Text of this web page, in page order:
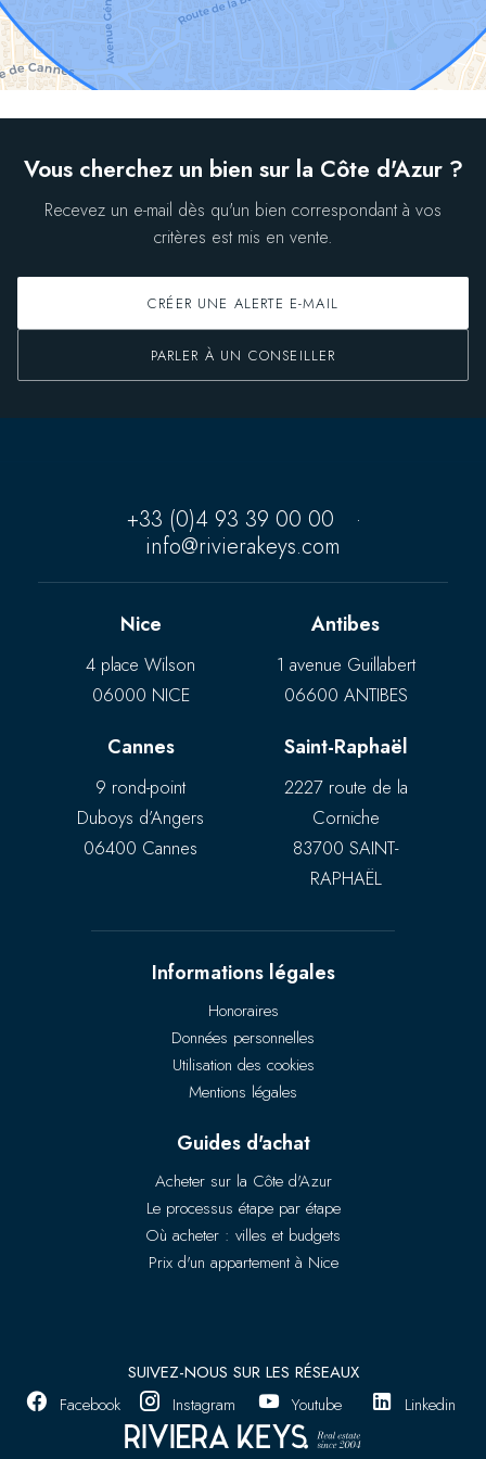
Vous cherchez un bien sur la Côte d'Azur ?
Recevez un e-mail dès qu'un bien correspondant à vos
critères est mis en vente.
CRÉER UNE ALERTE E-MAIL
PARLER À UN CONSEILLER
+33 (0)4 93 39 00 00
·
info@rivierakeys.com
Nice
4 place Wilson
06000 NICE
Antibes
1 avenue Guillabert
06600 ANTIBES
Cannes
9 rond-point
Duboys d’Angers
06400 Cannes
Saint-Raphaël
2227 route de la
Corniche
83700 SAINT-
RAPHAËL
Informations légales
Honoraires
Données personnelles
Utilisation des cookies
Mentions légales
Guides d'achat
Acheter sur la Côte d'Azur
Le processus étape par étape
Où acheter : villes et budgets
Prix d'un appartement à Nice
SUIVEZ-NOUS SUR LES RÉSEAUX
Facebook
Instagram Youtube Linkedin